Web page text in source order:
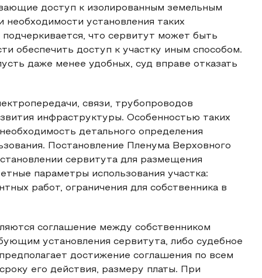
доступ к изолированным земельным
необходимости установления таких
что сервитут может быть
обеспечить доступ к участку иным способом.
даже менее удобных, суд вправе отказать
связи, трубопроводов
инфраструктуры. Особенностью таких
детального определения
Постановление Пленума Верховного
сервитута для размещения
параметры использования участка:
работ, ограничения для собственника в
соглашение между собственником
установления сервитута, либо судебное
достижение соглашения по всем
его действия, размеру платы. При